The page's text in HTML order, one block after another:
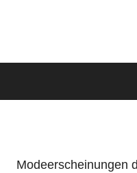
Modeerscheinungen